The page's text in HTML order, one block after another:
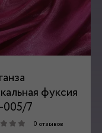
фуксия
7
0 отзывов